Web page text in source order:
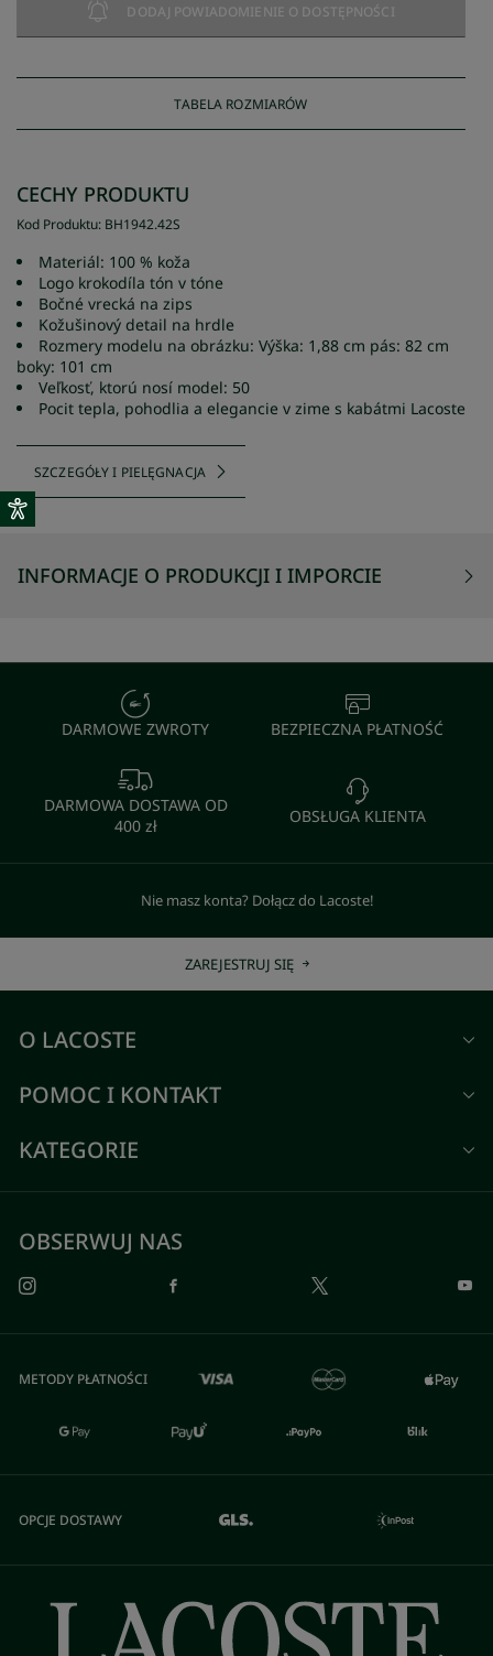
DODAJ POWIADOMIENIE O DOSTĘPNOŚCI
TABELA ROZMIARÓW
CECHY PRODUKTU
Kod Produktu: BH1942.42S
Materiál: 100 % koža
Logo krokodíla tón v tóne
Bočné vrecká na zips
Kožušinový detail na hrdle
Rozmery modelu na obrázku: Výška: 1,88 cm pás: 82 cm
boky: 101 cm
Veľkosť, ktorú nosí model: 50
Pocit tepla, pohodlia a elegancie v zime s kabátmi Lacoste
SZCZEGÓŁY I PIELĘGNACJA
INFORMACJE O PRODUKCJI I IMPORCIE
DARMOWE ZWROTY BEZPIECZNA PŁATNOŚĆ
DARMOWA DOSTAWA OD
400 zł
OBSŁUGA KLIENTA
Nie masz konta? Dołącz do Lacoste!
ZAREJESTRUJ SIĘ
O LACOSTE
POMOC I KONTAKT
KATEGORIE
OBSERWUJ NAS
METODY PŁATNOŚCI
OPCJE DOSTAWY